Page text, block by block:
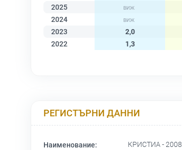
2025
2024
2023
2,0
2022
1,3
РЕГИСТЪРНИ ДАННИ
Наименование: КРИСТИА - 2008